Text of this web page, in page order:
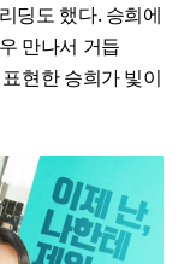
딩도 했다. 승희에
만나서 거듭
현한 승희가 빛이